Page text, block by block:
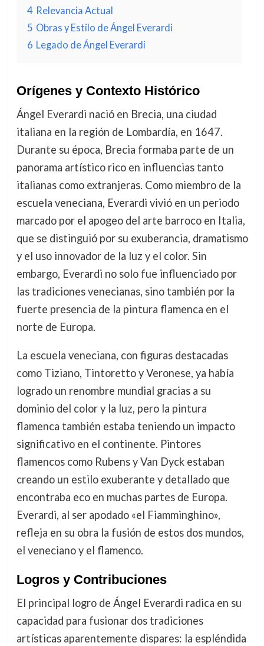
4 Relevancia Actual
5 Obras y Estilo de Ángel Everardi
6 Legado de Ángel Everardi
Orígenes y Contexto Histórico
Ángel Everardi nació en Brecia, una ciudad
italiana en la región de Lombardía, en 1647.
Durante su época, Brecia formaba parte de un
panorama artístico rico en influencias tanto
italianas como extranjeras. Como miembro de la
escuela veneciana, Everardi vivió en un periodo
marcado por el apogeo del arte barroco en Italia,
que se distinguió por su exuberancia, dramatismo
y el uso innovador de la luz y el color. Sin
embargo, Everardi no solo fue influenciado por
las tradiciones venecianas, sino también por la
fuerte presencia de la pintura flamenca en el
norte de Europa.
La escuela veneciana, con figuras destacadas
como Tiziano, Tintoretto y Veronese, ya había
logrado un renombre mundial gracias a su
dominio del color y la luz, pero la pintura
flamenca también estaba teniendo un impacto
significativo en el continente. Pintores
flamencos como Rubens y Van Dyck estaban
creando un estilo exuberante y detallado que
encontraba eco en muchas partes de Europa.
Everardi, al ser apodado «el Fiamminghino»,
refleja en su obra la fusión de estos dos mundos,
el veneciano y el flamenco.
Logros y Contribuciones
El principal logro de Ángel Everardi radica en su
capacidad para fusionar dos tradiciones
artísticas aparentemente dispares: la espléndida